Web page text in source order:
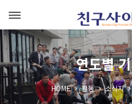
연도별
HOME 활동 소식지